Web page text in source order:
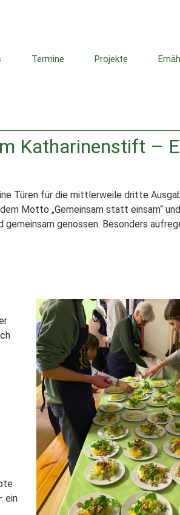
Termine Projekte
Katharinenstift –
Türen für die mittlerweile dritte
Motto „Gemeinsam statt einsam“
genossen. Besonders
ein